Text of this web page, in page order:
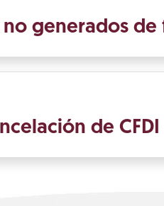
no generados
de